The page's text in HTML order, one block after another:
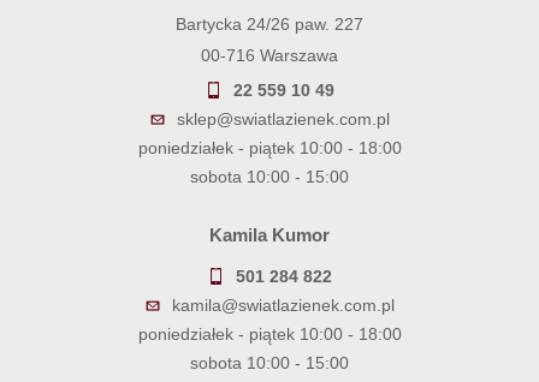
Bartycka 24/26 paw. 227
00-716 Warszawa
22 559 10 49
sklep@swiatlazienek.com.pl
poniedziałek - piątek 10:00 - 18:00
sobota 10:00 - 15:00
Kamila Kumor
501 284 822
kamila@swiatlazienek.com.pl
poniedziałek - piątek 10:00 - 18:00
sobota 10:00 - 15:00